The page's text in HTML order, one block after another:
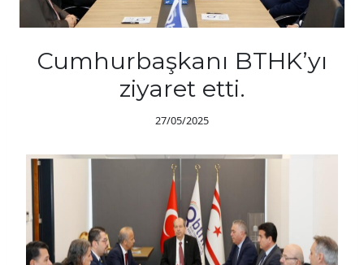
Cumhurbaşkanı BTHK’yı
ziyaret etti.
27/05/2025